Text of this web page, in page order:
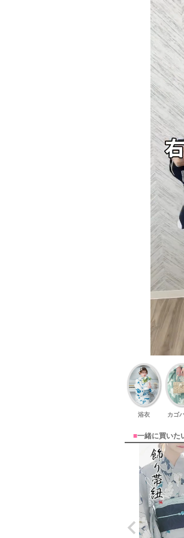
浴衣 カゴ
■一緒に買いた